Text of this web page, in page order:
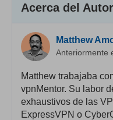
Acerca del Autor
Matthew
Anteriormente
Matthew trabajaba
vpnMentor. Su labor
exhaustivos de las
ExpressVPN o